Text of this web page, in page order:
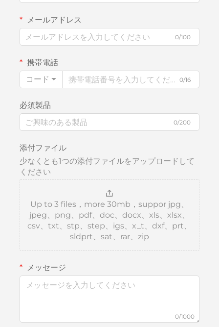
メールアドレス
0/100
携帯電話
コード
0/16
必須製品
0/200
添付ファイル
少なくとも1つの添付ファイルをアップロードして
ください
Up to 3 files，more 30mb，suppor jpg、
jpeg、png、pdf、doc、docx、xls、xlsx、
csv、txt、stp、step、igs、x_t、dxf、prt、
sldprt、sat、rar、zip
メッセージ
0/1000